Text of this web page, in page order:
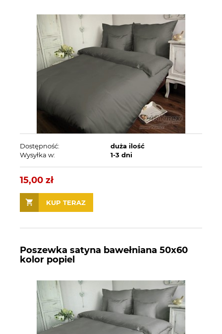
Dostępność:
duża ilość
Wysyłka w:
1-3 dni
15,00 zł
KUP TERAZ
Poszewka satyna bawełniana 50x60
kolor popiel